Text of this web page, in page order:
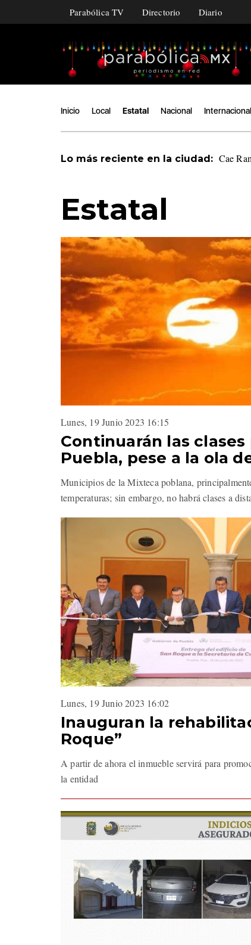
Parabólica TV Directorio Diario
Inicio Local Estatal Nacional Internacional
Lo más reciente en la ciudad: Cae
Estatal
Lunes, 19 Junio 2023 16:15
Continuarán las
Puebla, pese a la ola
Municipios de la Mixteca poblana,
temperaturas; sin embargo, no habrá clases a
Lunes, 19 Junio 2023 16:02
Inauguran la
Roque”
A partir de ahora el inmueble servirá para
la entidad